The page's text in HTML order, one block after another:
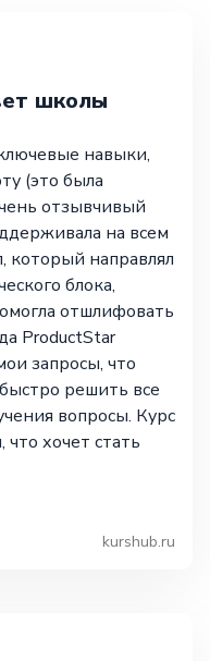
школы
навыки,
(это была
отзывчивый
на всем
который направлял
блока,
отшлифовать
ProductStar
запросы, что
решить все
вопросы. Курс
хочет стать
kurshub.ru